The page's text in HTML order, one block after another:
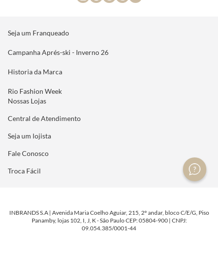
Seja um Franqueado
Campanha Aprés-ski - Inverno 26
Historia da Marca
Rio Fashion Week
Nossas Lojas
Central de Atendimento
Seja um lojista
Fale Conosco
Troca Fácil
INBRANDS S.A | Avenida Maria Coelho Aguiar, 215, 2º andar, bloco C/E/G, Piso
Panamby, lojas 102, I, J, K - São Paulo CEP: 05804-900 | CNPJ:
09.054.385/0001-44